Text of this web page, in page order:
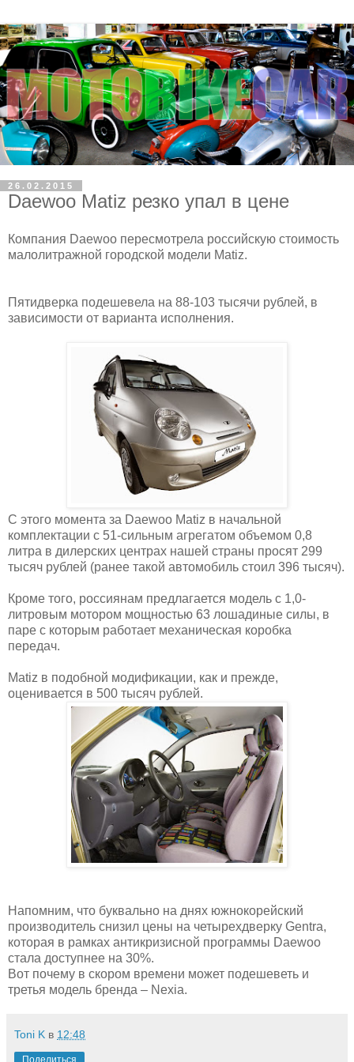
26.02.2015
Daewoo Matiz резко упал в цене
Компания Daewoo пересмотрела российскую стоимость
малолитражной городской модели Matiz.
Пятидверка подешевела на 88-103 тысячи рублей, в
зависимости от варианта исполнения.
С этого момента за Daewoo Matiz в начальной
комплектации с 51-сильным агрегатом объемом 0,8
литра в дилерских центрах нашей страны просят 299
тысяч рублей (ранее такой автомобиль стоил 396 тысяч).
Кроме того, россиянам предлагается модель с 1,0-
литровым мотором мощностью 63 лошадиные силы, в
паре с которым работает механическая коробка
передач.
Matiz в подобной модификации, как и прежде,
оценивается в 500 тысяч рублей.
Напомним, что буквально на днях южнокорейский
производитель снизил цены на четырехдверку Gentra,
которая в рамках антикризисной программы Daewoo
стала доступнее на 30%.
Вот почему в скором времени может подешеветь и
третья модель бренда – Nexia.
Toni K в 12:48
Поделиться